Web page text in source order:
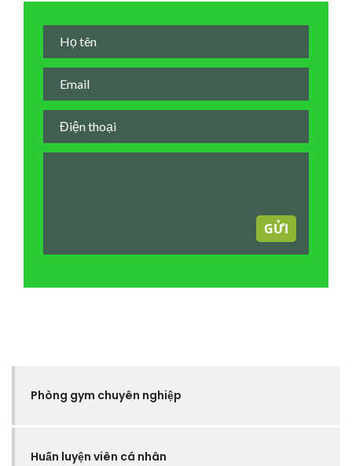
GỬI
Phòng gym chuyên nghiệp
Huấn luyện viên cá nhân